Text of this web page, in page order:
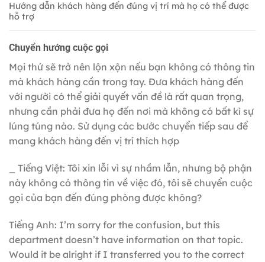
Hướng dẫn khách hàng đến đúng vị trí mà họ có thể được
hỗ trợ
Chuyển hướng cuộc gọi
Mọi thứ sẽ trở nên lộn xộn nếu bạn không có thông tin
mà khách hàng cần trong tay. Đưa khách hàng đến
với người có thể giải quyết vấn đề là rất quan trọng,
nhưng cần phải đưa họ đến nơi mà không có bất kì sự
lúng túng nào. Sử dụng các bước chuyển tiếp sau để
mang khách hàng đến vị trí thích hợp
_ Tiếng Việt: Tôi xin lỗi vì sự nhầm lẫn, nhưng bộ phận
này không có thông tin về việc đó, tôi sẽ chuyển cuộc
gọi của bạn đến đúng phòng được không?
Tiếng Anh: I’m sorry for the confusion, but this
department doesn’t have information on that topic.
Would it be alright if I transferred you to the correct